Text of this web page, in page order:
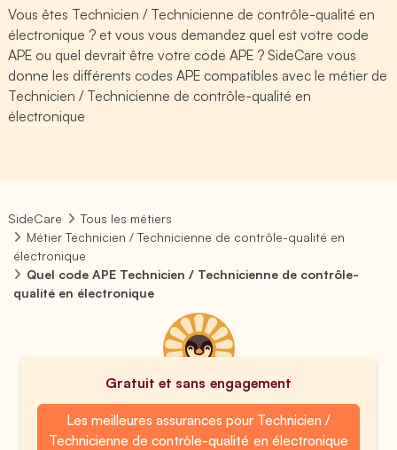
Vous êtes Technicien / Technicienne de contrôle-qualité en
électronique ? et vous vous demandez quel est votre code
APE ou quel devrait être votre code APE ? SideCare vous
donne les différents codes APE compatibles avec le métier de
Technicien / Technicienne de contrôle-qualité en
électronique
SideCare
Tous les métiers
Métier Technicien / Technicienne de contrôle-qualité en
électronique
Quel code APE Technicien / Technicienne de contrôle-
qualité en électronique
Gratuit et sans engagement
Les meilleures assurances pour Technicien /
Technicienne de contrôle-qualité en électronique